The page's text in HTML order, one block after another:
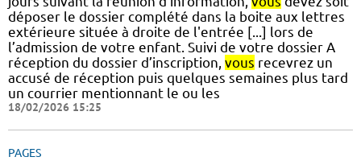
déposer le dossier complété dans la boite aux lettres
extérieure située à droite de l'entrée [...] lors de
l’admission de votre enfant. Suivi de votre dossier A
réception du dossier d’inscription, vous recevrez un
accusé de réception puis quelques semaines plus tard
un courrier mentionnant le ou les
18/02/2026 15:25
PAGES